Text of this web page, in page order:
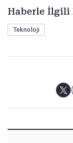
Haberle İlgili
Teknoloji